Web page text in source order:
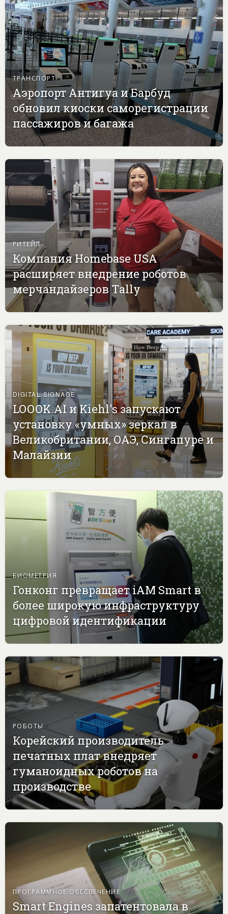
ТРАНСПОРТ
Аэропорт Антигуа и Барбуд
обновил киоски саморегистрации
пассажиров и багажа
РИТЕЙЛ
Компания Homebase USA
расширяет внедрение роботов
мерчандайзеров Tally
DIGITAL SIGNAGE
LOOOK.AI и Kiehl's запускают
установку «умных» зеркал в
Великобритании, ОАЭ, Сингапуре и
Малайзии
БИОМЕТРИЯ
Гонконг превращает iAM Smart в
более широкую инфраструктуру
цифровой идентификации
РОБОТЫ
Корейский производитель
печатных плат внедряет
гуманоидных роботов на
производстве
ПРОГРАММНОЕ ОБЕСПЕЧЕНИЕ
Smart Engines запатентовала в